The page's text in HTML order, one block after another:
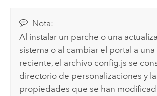
Nota:
Al instalar un parche o una
sistema o al cambiar el portal a
reciente, el archivo config.js se
directorio de personalizaciones y
propiedades que se han